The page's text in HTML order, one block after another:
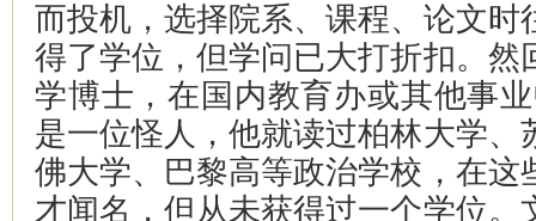
而投机，选择院系、课程、论文时
得了学位，但学问已大打折扣。然
学博士，在国内教育办或其他事
是一位怪人，他就读过柏林大学、
佛大学、巴黎高等政治学校，在这
才闻名，但从未获得过一个学位。